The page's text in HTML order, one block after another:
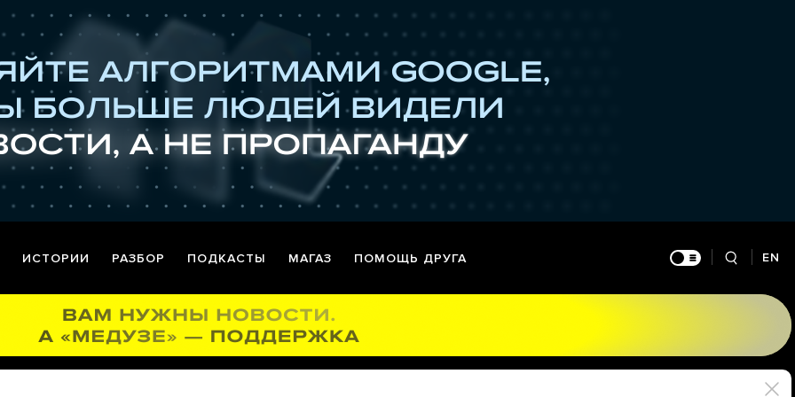
ИСТОРИИ РАЗБОР ПОДКАСТЫ МАГАЗ ПОМОЩЬ ДРУГА EN